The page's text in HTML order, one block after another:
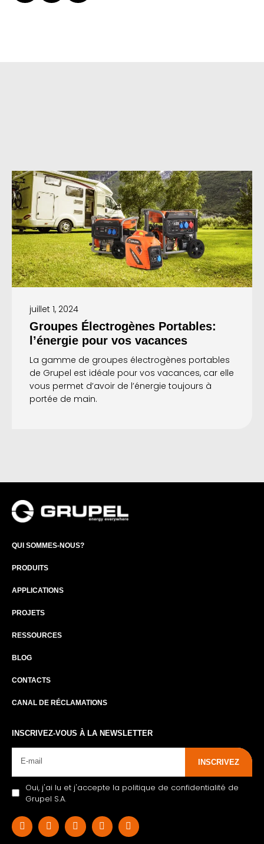
juillet 1, 2024
Groupes Électrogènes Portables:
l’énergie pour vos vacances
La gamme de groupes électrogènes portables
de Grupel est idéale pour vos vacances, car elle
vous permet d’avoir de l’énergie toujours à
portée de main.
QUI SOMMES-NOUS?
PRODUITS
APPLICATIONS
PROJETS
RESSOURCES
BLOG
CONTACTS
CANAL DE RÉCLAMATIONS
INSCRIVEZ-VOUS À LA NEWSLETTER
INSCRIVEZ
Oui, j'ai lu et j'accepte la politique de confidentialité de
Grupel S.A.